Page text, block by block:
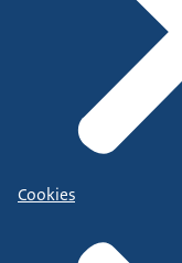
Cookies